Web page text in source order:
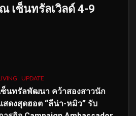
เซ็นทรัลเวิลด์ 4-9
UPDATE
ซ็นทรัลพัฒนา คว้าสองสาวนัก
สดงสุดฮอต “ลีน่า-หมิว” รับ